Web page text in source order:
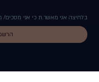
בלחיצה אני מאשר.ת כי אני מסכים/